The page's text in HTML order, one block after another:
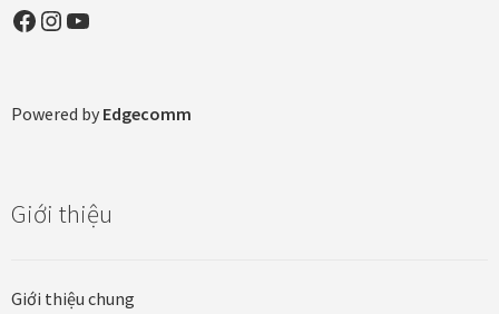
Facebook
Instagram
YouTube
Powered by Edgecomm
Giới thiệu
Giới thiệu chung